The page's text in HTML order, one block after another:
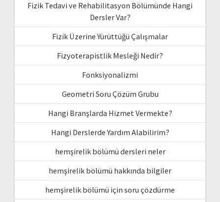
Fizik Tedavi ve Rehabilitasyon Bölümünde Hangi
Dersler Var?
Fizik Üzerine Yürüttüğü Çalışmalar
Fizyoterapistlik Mesleği Nedir?
Fonksiyonalizmi
Geometri Soru Çözüm Grubu
Hangi Branşlarda Hizmet Vermekte?
Hangi Derslerde Yardım Alabilirim?
hemşirelik bölümü dersleri neler
hemşirelik bölümü hakkında bilgiler
hemşirelik bölümü için soru çözdürme